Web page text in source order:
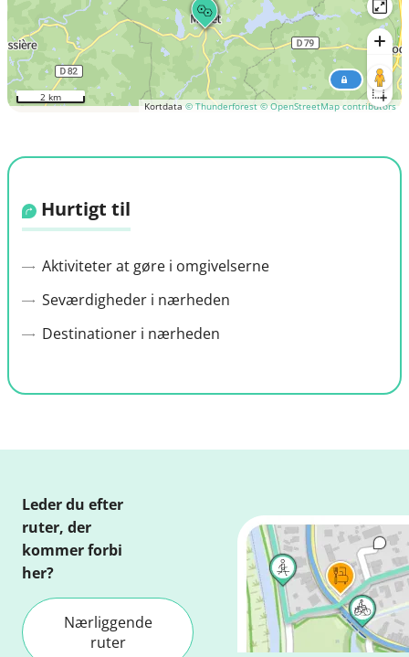
Kortdata © Thunderforest © OpenStreetMap contributors
2 km
Hurtigt til
Aktiviteter at gøre i omgivelserne
Seværdigheder i nærheden
Destinationer i nærheden
Leder du efter
ruter, der
kommer forbi
her?
Nærliggende
ruter